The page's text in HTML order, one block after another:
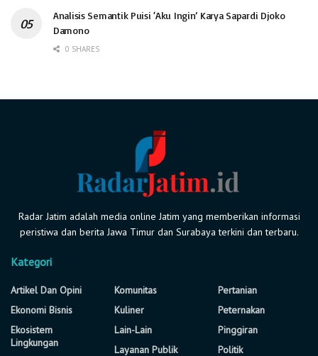
Analisis Semantik Puisi ‘Aku Ingin’ Karya Sapardi Djoko
Damono
0 SHARES
Radar Jatim adalah media online Jatim yang memberikan informasi
peristiwa dan berita Jawa Timur dan Surabaya terkini dan terbaru.
Kategori
Artikel Dan Opini
Ekonomi Bisnis
Ekosistem
Lingkungan
Komunitas
Kuliner
Lain-Lain
Layanan Publik
Pertanian
Peternakan
Pinggiran
Politik